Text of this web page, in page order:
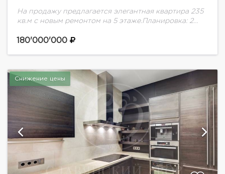
На продажу предлагается элегантная квартира 235
кв.м с новым ремонтом на 5 этаже.Планировка: 2
комнатами;Гостиная;Кухня-столовая; Блок для
180'000'000
Снижение цены